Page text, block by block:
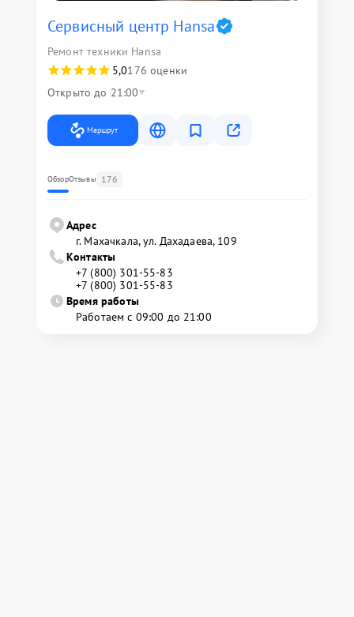
Сервисный центр Hansa
Ремонт техники Hansa
5,0176 оценки
Открыто до 21:00
Маршрут
ОбзорОтзывы 176
Адрес
г. Махачкала, ул. Дахадаева, 109
Контакты
+7 (800) 301-55-83
+7 (800) 301-55-83
Время работы
Работаем с 09:00 до 21:00